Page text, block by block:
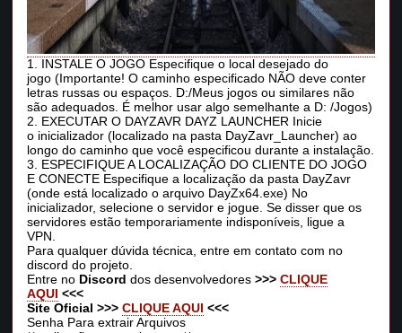
1. INSTALE O JOGO Especifique o local desejado do
jogo (Importante! O caminho especificado NÃO deve conter
letras russas ou espaços. D:/Meus jogos ou similares não
são adequados. É melhor usar algo semelhante a D: /Jogos)
2. EXECUTAR O DAYZAVR DAYZ LAUNCHER Inicie
o inicializador (localizado na pasta DayZavr_Launcher) ao
longo do caminho que você especificou durante a instalação.
3. ESPECIFIQUE A LOCALIZAÇÃO DO CLIENTE DO JOGO
E CONECTE Especifique a localização da pasta DayZavr ​​
(onde está localizado o arquivo DayZx64.exe) No
inicializador, selecione o servidor e jogue. Se disser que os
servidores estão temporariamente indisponíveis, ligue a
VPN.
Para qualquer dúvida técnica, entre em contato com no
discord do projeto.
Entre no Discord dos desenvolvedores>>>CLIQUE
AQUI <<<
Site Oficial >>>CLIQUE AQUI <<<
Senha Para extrair Arquivos